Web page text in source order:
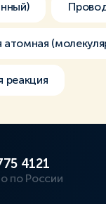
реакция
4121
по России